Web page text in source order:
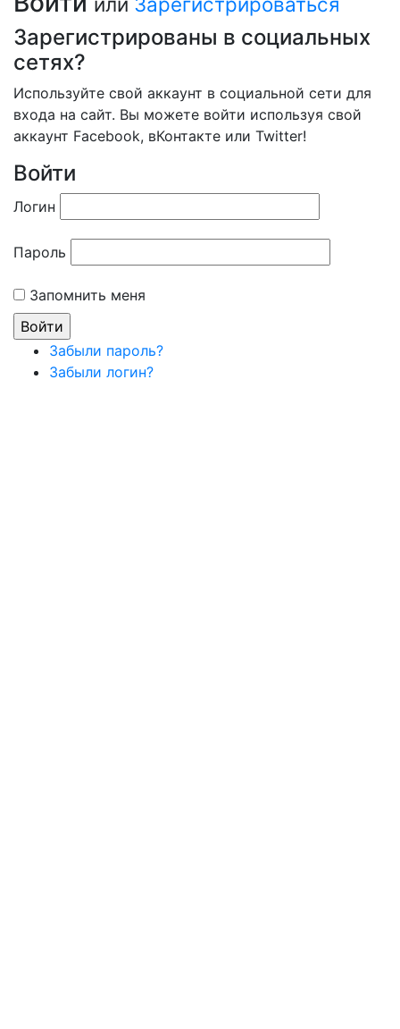
Зарегистрированы в социальных
сетях?
Используйте свой аккаунт в социальной сети для
входа на сайт. Вы можете войти используя свой
аккаунт Facebook, вКонтакте или Twitter!
Войти
Логин
Пароль
Запомнить меня
Забыли пароль?
Забыли логин?